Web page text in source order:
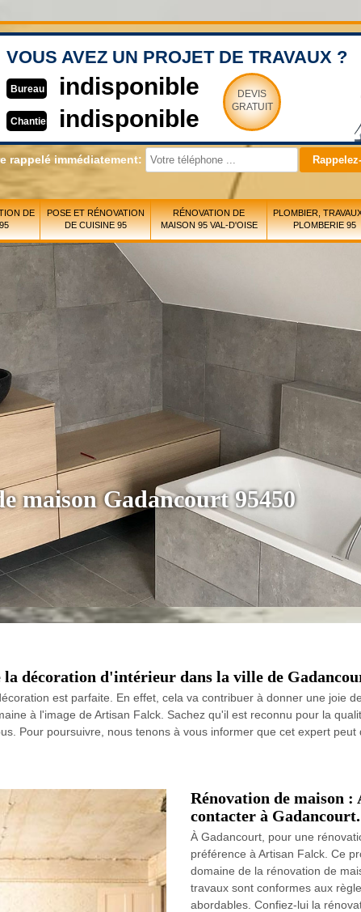
VOUS AVEZ UN PROJET DE TRAVAUX ?
Bureau indisponible
Chantier indisponible
DEVIS
GRATUIT
rappelé immédiatement:
DE
POSE ET RÉNOVATION
DE CUISINE 95
RÉNOVATION DE
MAISON 95 VAL-D'OISE
PLOMBIER,
PLOMBERIE 95
maison Gadancourt 95450
décoration d'intérieur dans la ville de
est parfaite. En effet, cela va contribuer à donner une joie
à l'image de Artisan Falck. Sachez qu'il est reconnu pour la
Pour poursuivre, nous tenons à vous informer que cet expert
Rénovation de maison :
contacter à Gadancourt.
À Gadancourt, pour une
préférence à Artisan Falck. Ce
domaine de la rénovation de
travaux sont conformes aux
abordables. Confiez-lui la